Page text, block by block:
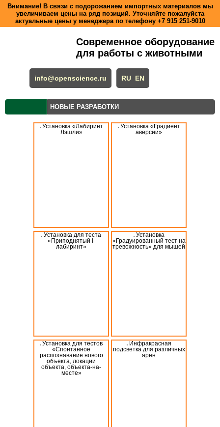
Внимание! В связи с подорожанием импортных материалов мы
увеличиваем цены на ряд позиций. Уточняйте пожалуйста
актуальные цены у менеджера по телефону +7 915 251-9010
Современное оборудование
для работы с животными
info@openscience.ru RU EN
НОВЫЕ РАЗРАБОТКИ
Установка «Лабиринт
Лэшли»
Установка «Градиент
аверсии»
Установка для теста
«Приподнятый I-
лабиринт»
Установка
«Градуированный тест на
тревожность» для мышей
Установка для тестов
«Спонтанное
распознавание нового
объекта, локации
объекта, объекта-на-
месте»
Инфракрасная
подсветка для различных
арен